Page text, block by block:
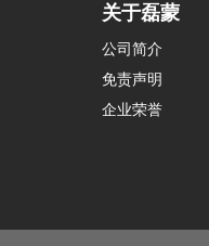
关于磊蒙
公司简介
免责声明
企业荣誉